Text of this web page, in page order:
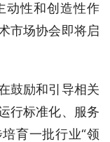
动性和创造性作
市场协会即将启
鼓励和引导相关
行标准化、服务
育一批行业“领